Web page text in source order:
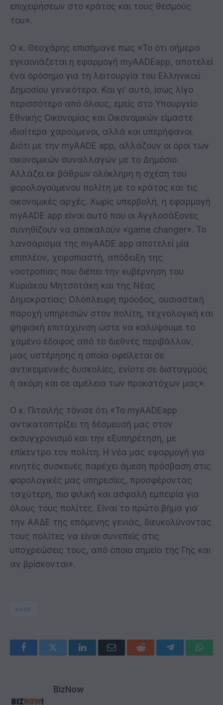
επιχειρήσεων στο κράτος και τους θεσμούς
του».
Ο κ. Θεοχάρης επισήμανε πως «Το ότι σήμερα
εγκαινιάζεται η εφαρμογή myAADEapp, αποτελεί
ένα ορόσημο για τη λειτουργία του Ελληνικού
Δημοσίου γενικότερα. Και γι’ αυτό, ίσως λίγο
περισσότερο από όλους, εμείς στο Υπουργείο
Εθνικής Οικονομίας και Οικονομικών είμαστε
ιδιαίτερα χαρούμενοι, αλλά και υπερήφανοι.
Διότι με την myAADE app, αλλάζουν οι όροι των
οικονομικών συναλλαγών με το Δημόσιο.
Αλλάζει εκ βάθρων ολόκληρη η σχέση του
φορολογούμενου πολίτη με το κράτος και τις
οικονομικές αρχές. Χωρίς υπερβολή, η εφαρμογή
myAADE app είναι αυτό που οι Αγγλοσάξονες
συνηθίζουν να αποκαλούν «game changer». Το
λανσάρισμα της myAADE app αποτελεί μία
επιπλέον, χειροπιαστή, απόδειξη της
νοοτροπίας που διέπει την κυβέρνηση του
Κυριάκου Μητσοτάκη και της Νέας
Δημοκρατίας: Ολόπλευρη πρόοδος, ουσιαστική
παροχή υπηρεσιών στον πολίτη, τεχνολογική και
ψηφιακή επιτάχυνση ώστε να καλύψουμε το
χαμένο έδαφος από το διεθνές περιβάλλον,
μιας υστέρησης η οποία οφείλεται σε
αντικειμενικές δυσκολίες, ενίοτε σε δισταγμούς
ή ακόμη και σε αμέλεια των προκατόχων μας».
Ο κ. Πιτσιλής τόνισε ότι «Το myAADEapp
αντικατοπτρίζει τη δέσμευσή μας στον
εκσυγχρονισμό και την εξυπηρέτηση, με
επίκεντρο τον πολίτη. Η νέα μας εφαρμογή για
κινητές συσκευές παρέχει άμεση πρόσβαση στις
φορολογικές μας υπηρεσίες, προσφέροντας
ταχύτερη, πιο φιλική και ασφαλή εμπειρία για
όλους τους πολίτες. Είναι το πρώτο βήμα για
την ΑΑΔΕ της επόμενης γενιάς, διευκολύνοντας
τους πολίτες να είναι συνεπείς στις
υποχρεώσεις τους, από όποιο σημείο της Γης και
αν βρίσκονται».
aade
FacebookTwitter LinkedInEmail Reddit Telegram
BizNow